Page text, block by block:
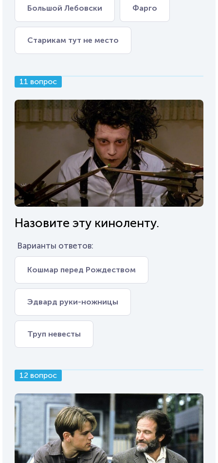
Большой Лебовски Фарго
Старикам тут не место
11 вопрос
Назовите эту киноленту.
Варианты ответов:
Кошмар перед Рождеством
Эдвард руки-ножницы
Труп невесты
12 вопрос